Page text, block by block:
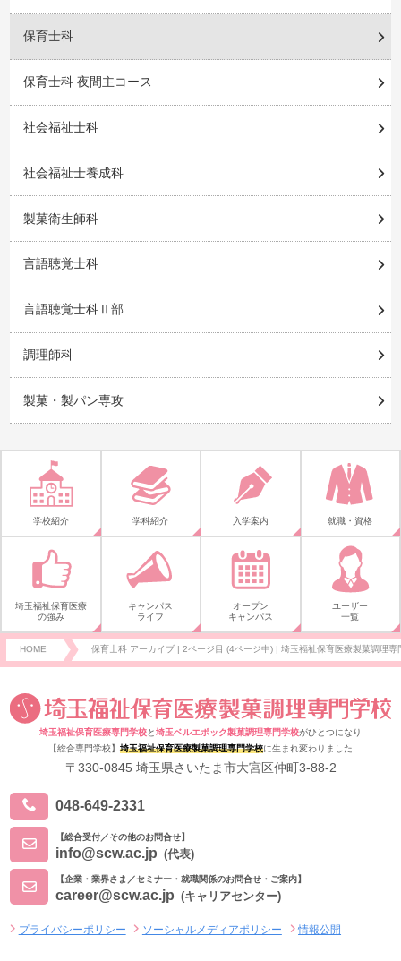
保育士科
保育士科 夜間主コース
社会福祉士科
社会福祉士養成科
製菓衛生師科
言語聴覚士科
言語聴覚士科Ⅱ部
調理師科
製菓・製パン専攻
学校紹介 学科紹介 入学案内 就職・資格
埼玉福祉保育医療
の強み
キャンパス
ライフ
オープン
キャンパス
ユーザー
一覧
HOME 保育士科 アーカイブ | 2ページ目 (4ページ中) | 埼玉福祉保育医療製菓調理専
埼玉福祉保育医療専門学校と埼玉ベルエポック製菓調理専門学校がひとつになり
【総合専門学校】 埼玉福祉保育医療製菓調理専門学校に生まれ変わりました
〒330-0845 埼玉県さいたま市大宮区仲町3-88-2
048-649-2331
【総合受付／その他のお問合せ】
info@scw.ac.jp (代表)
【企業・業界さま／セミナー・就職関係のお問合せ・ご案内】
career@scw.ac.jp (キャリアセンター)
プライバシーポリシー ソーシャルメディアポリシー 情報公開